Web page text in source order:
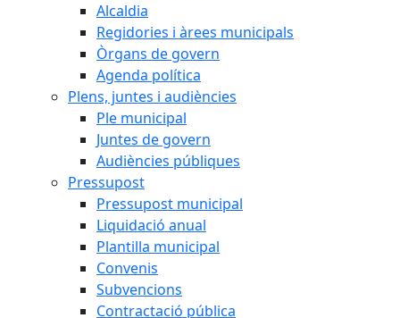
Alcaldia
Regidories i àrees municipals
Òrgans de govern
Agenda política
Plens, juntes i audiències
Ple municipal
Juntes de govern
Audiències públiques
Pressupost
Pressupost municipal
Liquidació anual
Plantilla municipal
Convenis
Subvencions
Contractació pública